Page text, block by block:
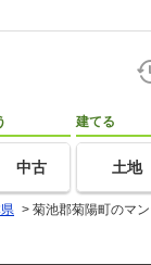
中古
建てる
土地
> 菊池郡菊陽町のマ